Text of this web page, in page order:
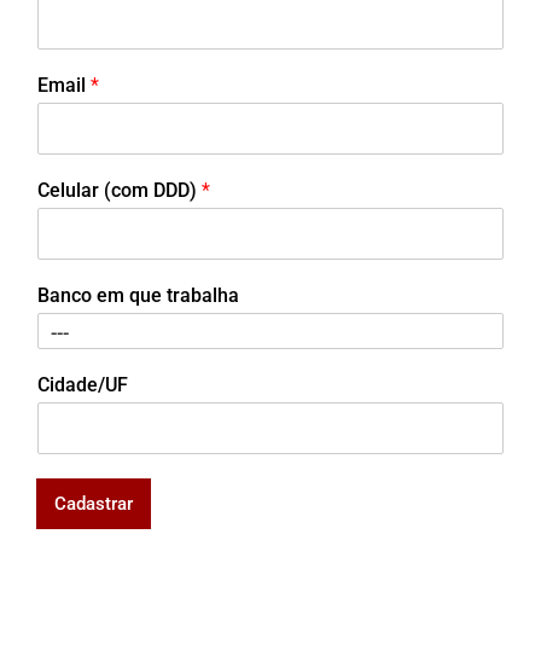
Email *
Celular (com DDD) *
Banco em que trabalha
Cidade/UF
Cadastrar